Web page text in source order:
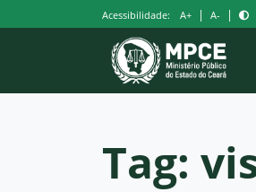
para
Acessibilidade: A+ | A- |
Tag: